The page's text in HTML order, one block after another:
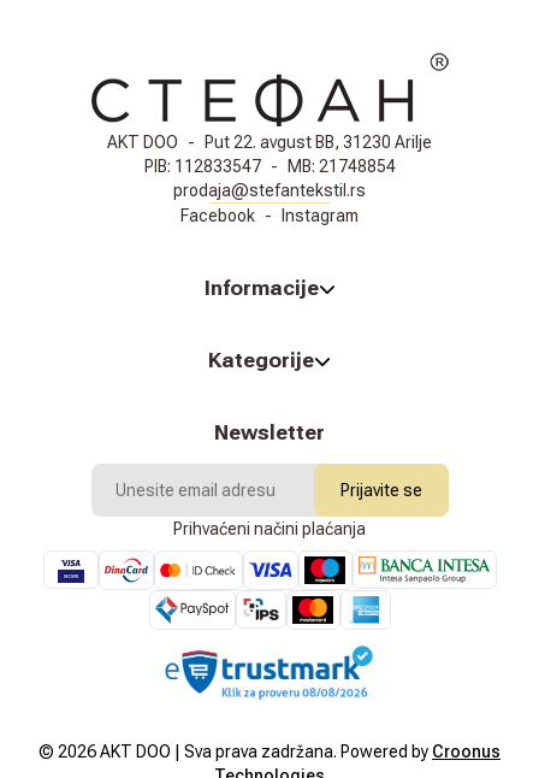
AKT DOO -
Put 22. avgust BB, 31230 Arilje
PIB: 112833547 - MB: 21748854
prodaja@stefantekstil.rs
Facebook - Instagram
Informacije
Kategorije
Newsletter
Prijavite se
Prihvaćeni načini plaćanja
© 2026AKT DOO | Sva prava zadržana. Powered by Croonus